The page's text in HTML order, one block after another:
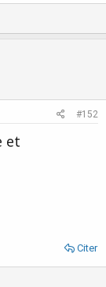
#152
et
Citer